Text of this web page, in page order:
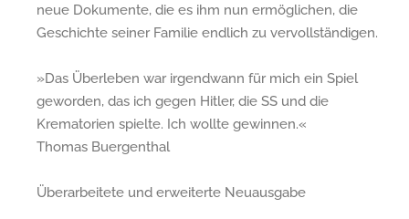
neue Dokumente, die es ihm nun ermöglichen, die
Geschichte seiner Familie endlich zu vervollständigen.
»Das Überleben war irgendwann für mich ein Spiel
geworden, das ich gegen Hitler, die SS und die
Krematorien spielte. Ich wollte gewinnen.«
Thomas Buergenthal
Überarbeitete und erweiterte Neuausgabe